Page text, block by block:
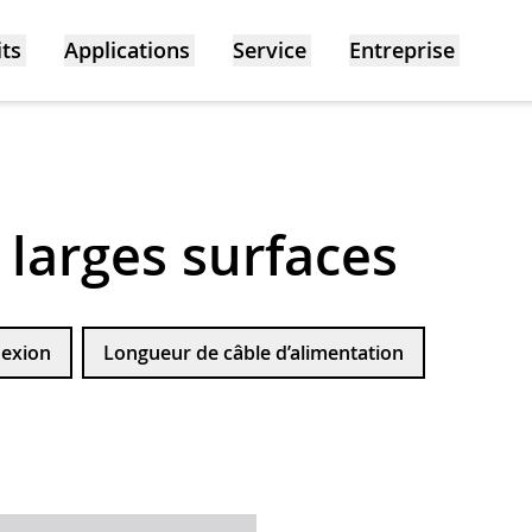
Applications Service Entreprise
surfaces
Longueur de câble d’alimentation